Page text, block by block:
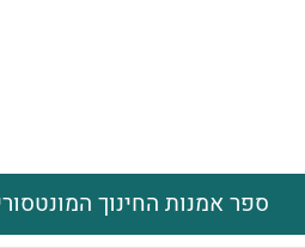
ספר אמנות החינוך